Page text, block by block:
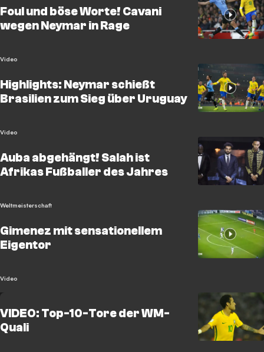
Foul und böse Worte! Cavani
wegen Neymar in Rage
Video
Highlights: Neymar schießt
Brasilien zum Sieg über Uruguay
Video
Auba abgehängt! Salah ist
Afrikas Fußballer des Jahres
Weltmeisterschaft
Gimenez mit sensationellem
Eigentor
Video
VIDEO: Top-10-Tore der WM-
Quali